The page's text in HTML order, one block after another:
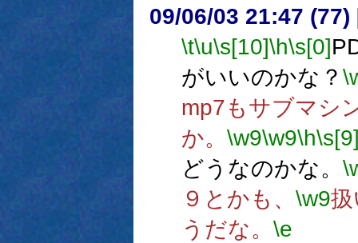
09/06/03 21:47 (77)
\t\u\s[10]\h\s[0]
がいいのかな？
mp7もサブマシ
か。 \w9\w9\h
どうなのかな。
９とかも、 \w9
うだな。 \e